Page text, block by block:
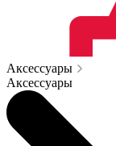
Аксессуары
Аксессуары